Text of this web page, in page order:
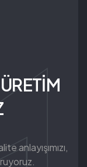
anlayışımızı,